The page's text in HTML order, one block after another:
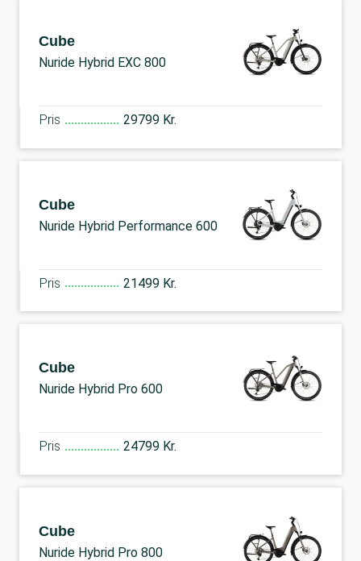
Cube
Nuride Hybrid EXC 800
Pris 29799 Kr.
Cube
Nuride Hybrid Performance 600
Pris 21499 Kr.
Cube
Nuride Hybrid Pro 600
Pris 24799 Kr.
Cube
Nuride Hybrid Pro 800